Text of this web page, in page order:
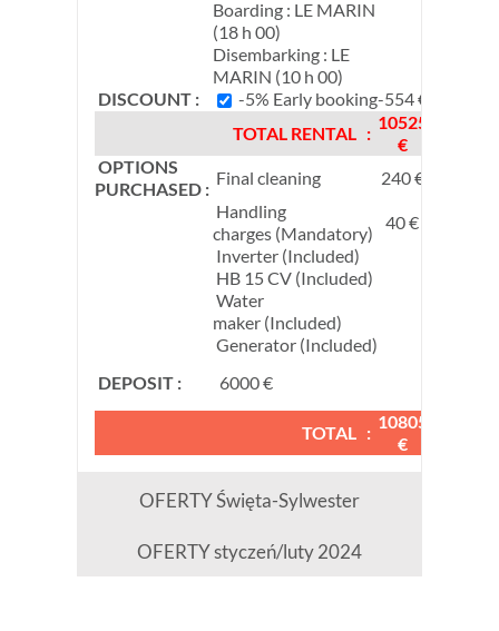
Boarding : LE MARIN
(18 h 00)
Disembarking : LE
MARIN (10 h 00)
DISCOUNT : -5% Early booking-554 €
TOTAL RENTAL :
10525
€
OPTIONS
PURCHASED :
Final cleaning
240 €
Handling
charges (Mandatory)
40 €
Inverter (Included)
HB 15 CV (Included)
Water
maker (Included)
Generator (Included)
DEPOSIT :
6000 €
TOTAL :
10805
€
OFERTY Święta-Sylwester
OFERTY styczeń/luty 2024